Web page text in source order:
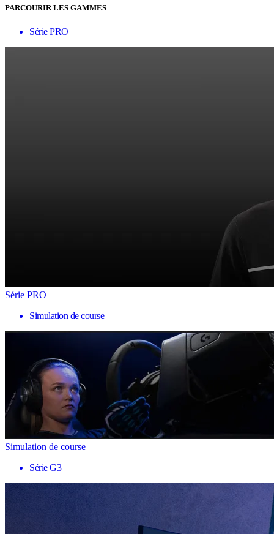
PARCOURIR LES GAMMES
Série PRO
Série PRO
Simulation de course
Simulation de course
Série G3